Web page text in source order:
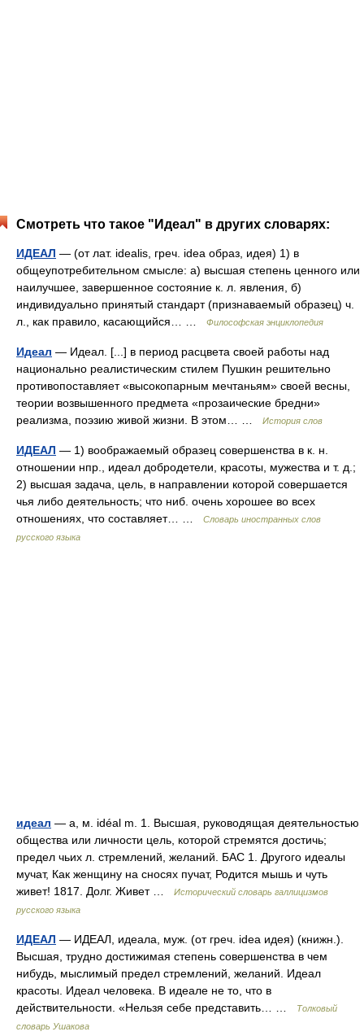
Смотреть что такое "Идеал" в других словарях:
ИДЕАЛ — (от лат. idealis, греч. idea образ, идея) 1) в
общеупотребительном смысле: а) высшая степень ценного или
наилучшее, завершенное состояние к. л. явления, б)
индивидуально принятый стандарт (признаваемый образец) ч.
л., как правило, касающийся… …
Философская энциклопедия
Идеал — Идеал. [...] в период расцвета своей работы над
национально реалистическим стилем Пушкин решительно
противопоставляет «высокопарным мечтаньям» своей весны,
теории возвышенного предмета «прозаические бредни»
реализма, поэзию живой жизни. В этом… …
История слов
ИДЕАЛ — 1) воображаемый образец совершенства в к. н.
отношении нпр., идеал добродетели, красоты, мужества и т. д.;
2) высшая задача, цель, в направлении которой совершается
чья либо деятельность; что ниб. очень хорошее во всех
отношениях, что составляет… …
Словарь иностранных слов
русского языка
идеал — а, м. idéal m. 1. Высшая, руководящая деятельностью
общества или личности цель, которой стремятся достичь;
предел чьих л. стремлений, желаний. БАС 1. Другого идеалы
мучат, Как женщину на сносях пучат, Родится мышь и чуть
живет! 1817. Долг. Живет …
Исторический словарь галлицизмов
русского языка
ИДЕАЛ — ИДЕАЛ, идеала, муж. (от греч. idea идея) (книжн.).
Высшая, трудно достижимая степень совершенства в чем
нибудь, мыслимый предел стремлений, желаний. Идеал
красоты. Идеал человека. В идеале не то, что в
действительности. «Нельзя себе представить… …
Толковый
словарь Ушакова